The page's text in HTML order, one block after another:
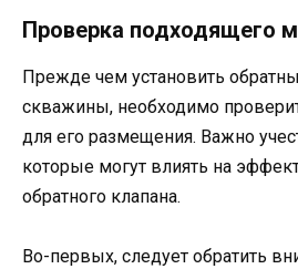
Проверка подходящего
Прежде чем установить
скважины, необходимо
для его размещения. Важно
которые могут влиять на
обратного клапана.
Во-первых, следует обратить